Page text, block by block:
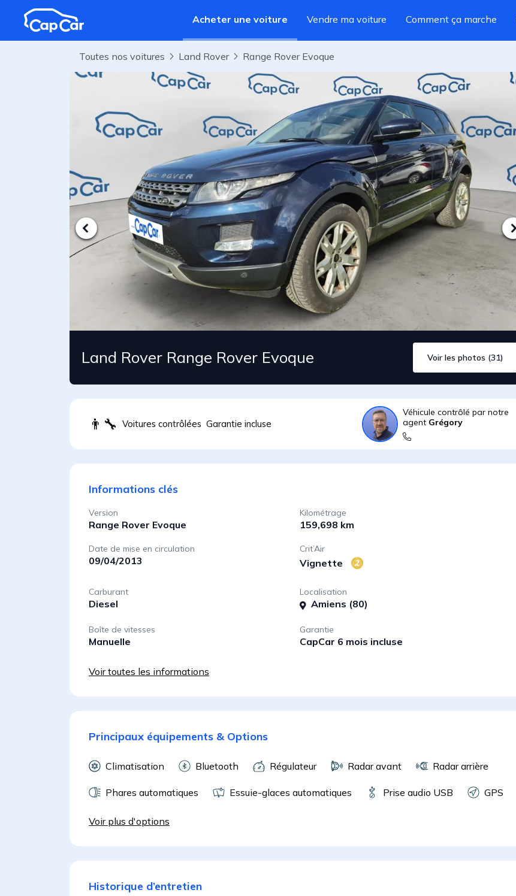
Aller au contenu principal
Acheter une voiture
Vendre ma voiture Comment ça marche
Toutes nos voitures Land Rover Range Rover Evoque
Land Rover Range Rover Evoque Voir les photos (31)
👨 Voitures contrôlées Garantie incluse
Véhicule contrôlé par notre
agent Grégory
Informations clés
Version
Range Rover Evoque
Kilométrage
159,698 km
Date de mise en circulation
09/04/2013
Crit’Air
Vignette
Carburant
Diesel
Localisation
Amiens (80)
Boîte de vitesses
Manuelle
Garantie
CapCar 6 mois incluse
Voir toutes les informations
Principaux équipements & Options
Climatisation Bluetooth Régulateur Radar avant Radar arrière
Phares automatiques Essuie-glaces automatiques Prise audio USB GPS
Voir plus d'options
Historique d’entretien